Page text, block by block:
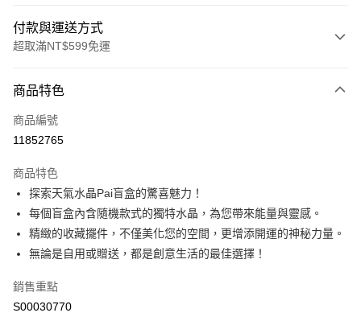
付款與運送方式
超取滿NT$599免運
信用卡一次付款
超商取貨付款
Apple Pay
街口支付
全盈+PAY
ATM付款
商品特色
商品編號
11852765
商品特色
探索天氣水晶Pai盲盒的驚喜魅力！
每個盲盒內含隨機款式的獨特水晶，為您帶來能量與靈感。
精緻的收藏擺件，不僅美化您的空間，更增添開運的神秘力量。
無論是自用或贈送，都是創意生活的最佳選擇！
銷售重點
S00030770